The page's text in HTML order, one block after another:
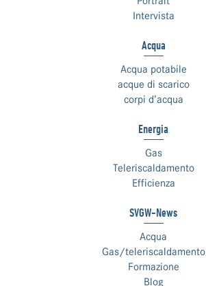
Intervista
Acqua
Acqua potabile
acque di scarico
corpi d’acqua
Energia
Gas
Teleriscaldamento
Efficienza
SVGW-News
Acqua
Gas/teleriscaldamento
Formazione
Blog